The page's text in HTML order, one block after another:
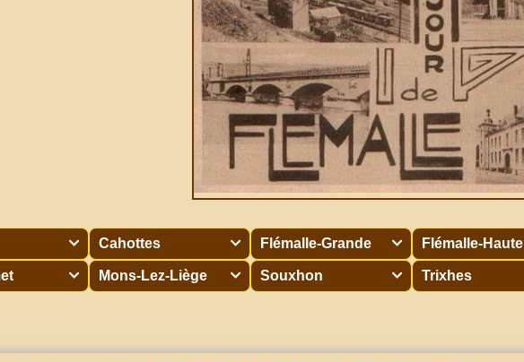
 Cahottes  Flémalle-Grande  Flémalle-Haute
 Mons-Lez-Liège  Souxhon  Trixhes